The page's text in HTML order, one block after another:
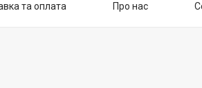
та оплата Про нас